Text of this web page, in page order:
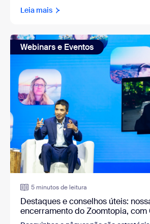
Leia mais
Webinars e Eventos
5 minutos de leitura
Destaques e conselhos úteis:
encerramento do Zoomtopia,